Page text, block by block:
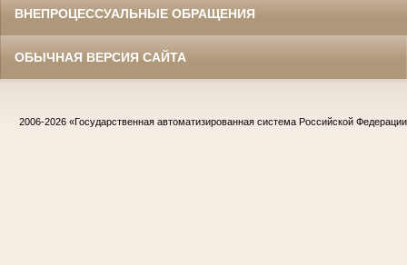
ВНЕПРОЦЕССУАЛЬНЫЕ ОБРАЩЕНИЯ
ОБЫЧНАЯ ВЕРСИЯ САЙТА
2006-2026 «Государственная автоматизированная система Российской